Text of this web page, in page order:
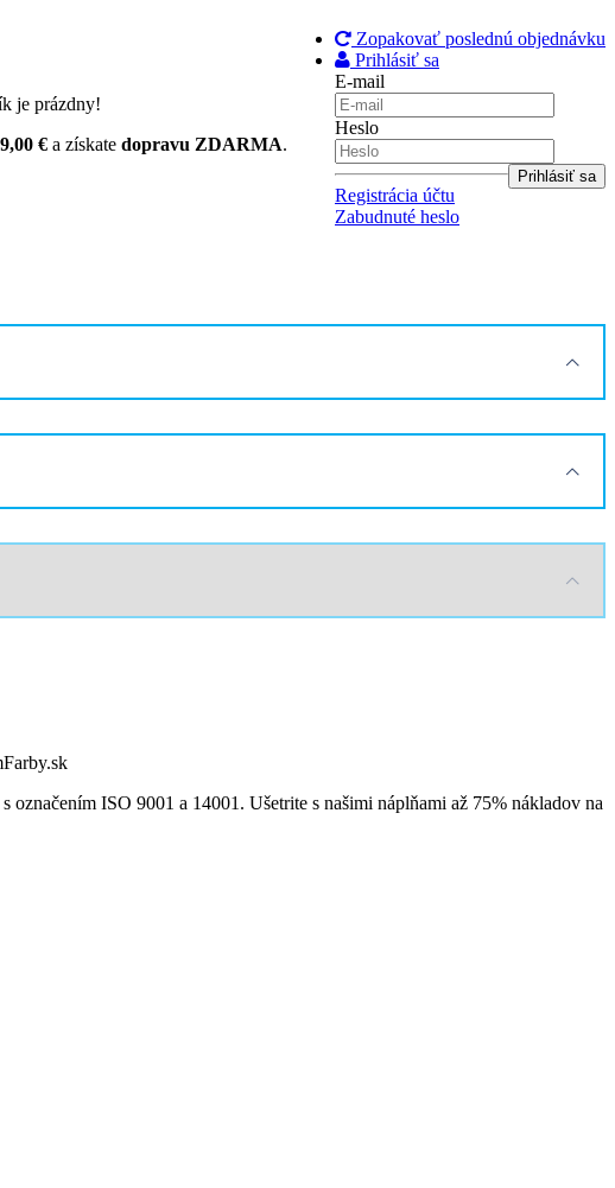
Zopakovať poslednú objednávku
Prihlásiť sa
E-mail
Heslo
Registrácia účtu
Zabudnuté heslo
je prázdny!
€ a získate dopravu ZDARMA.
ISO 9001 a 14001. Ušetrite s našimi náplňami až 75% nákladov na